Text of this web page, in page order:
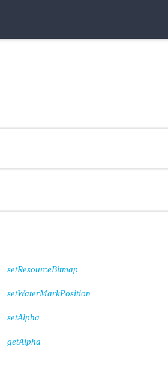
setResourceBitmap
setWaterMarkPosition
setAlpha
getAlpha